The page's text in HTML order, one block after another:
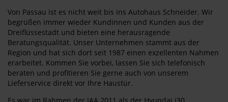
Von Passau ist es nicht weit bis ins Autohaus Schneider. Wir
begrüßen immer wieder Kundinnen und Kunden aus der
Dreiflüssestadt und bieten eine herausragende
Beratungsqualität. Unser Unternehmen stammt aus der
Region und hat sich dort seit 1987 einen exzellenten Nahmen
erarbeitet. Kommen Sie vorbei, lassen Sie sich telefonisch
beraten und profitieren Sie gerne auch von unserem
Lieferservice direkt vor Ihre Haustür.